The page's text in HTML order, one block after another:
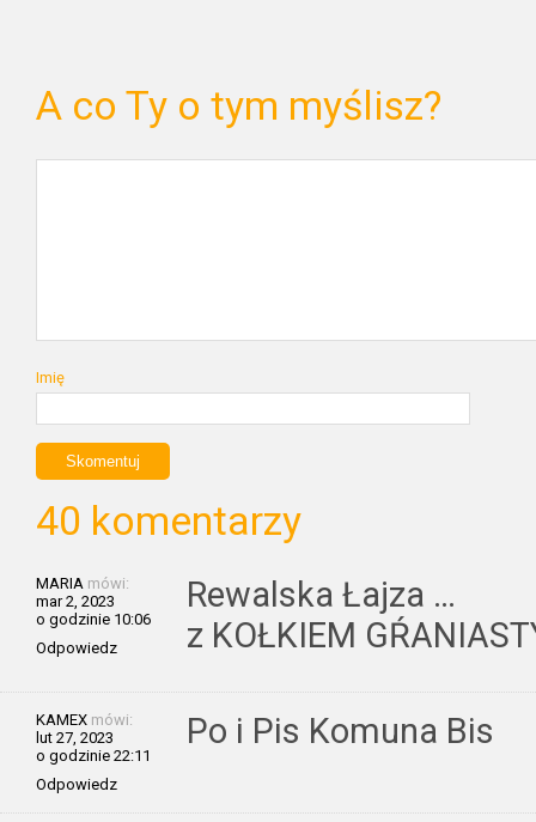
A co Ty o tym myślisz?
Imię
40 komentarzy
MARIA mówi:
mar 2, 2023
o godzinie 10:06
Odpowiedz
Rewalska Łajza …
z KOŁKIEM
KAMEX mówi:
lut 27, 2023
o godzinie 22:11
Odpowiedz
Po i Pis Komuna Bis